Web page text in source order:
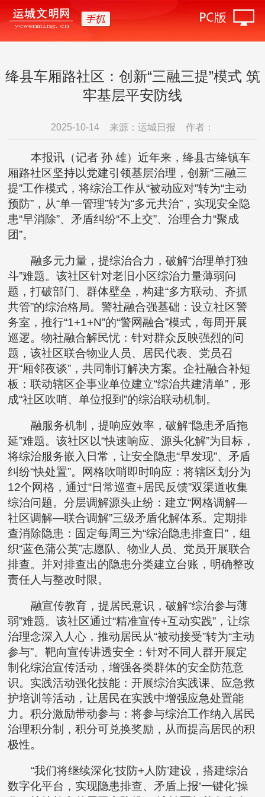
绛县车厢路社区：创新“三融三提”模式 筑
牢基层平安防线
2025-10-14 来源：运城日报 作者：
本报讯（记者 孙 雄）近年来，绛县古绛镇车
厢路社区坚持以党建引领基层治理，创新“三融三
提”工作模式，将综治工作从“被动应对”转为“主动
预防”，从“单一管理”转为“多元共治”，实现安全隐
患“早消除”、矛盾纠纷“不上交”、治理合力“聚成
团”。
融多元力量，提综治合力，破解“治理单打独
斗”难题。该社区针对老旧小区综治力量薄弱问
题，打破部门、群体壁垒，构建“多方联动、齐抓
共管”的综治格局。警社融合强基础：设立社区警
务室，推行“1+1+N”的“警网融合”模式，每周开展
巡逻。物社融合解民忧：针对群众反映强烈的问
题，该社区联合物业人员、居民代表、党员召
开“厢邻夜谈”，共同制订解决方案。企社融合补短
板：联动辖区企事业单位建立“综治共建清单”，形
成“社区吹哨、单位报到”的综治联动机制。
融服务机制，提响应效率，破解“隐患矛盾拖
延”难题。该社区以“快速响应、源头化解”为目标，
将综治服务嵌入日常，让安全隐患“早发现”、矛盾
纠纷“快处置”。网格吹哨即时响应：将辖区划分为
12个网格，通过“日常巡查+居民反馈”双渠道收集
综治问题。分层调解源头止纷：建立“网格调解—
社区调解—联合调解”三级矛盾化解体系。定期排
查消除隐患：固定每周三为“综治隐患排查日”，组
织“蓝色蒲公英”志愿队、物业人员、党员开展联合
排查。并对排查出的隐患分类建立台账，明确整改
责任人与整改时限。
融宣传教育，提居民意识，破解“综治参与薄
弱”难题。该社区通过“精准宣传+互动实践”，让综
治理念深入人心，推动居民从“被动接受”转为“主动
参与”。靶向宣传讲透安全：针对不同人群开展定
制化综治宣传活动，增强各类群体的安全防范意
识。实践活动强化技能：开展综治实践课、应急救
护培训等活动，让居民在实践中增强应急处置能
力。积分激励带动参与：将参与综治工作纳入居民
治理积分制，积分可兑换奖励，从而提高居民的积
极性。
“我们将继续深化‘技防+人防’建设，搭建综治
数字化平台，实现隐患排查、矛盾上报‘一键化’操